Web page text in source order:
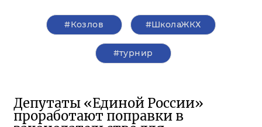
#Козлов #ШколаЖКХ
#турнир
Депутаты «Единой России»
проработают поправки в